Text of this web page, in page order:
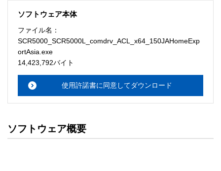
ソフトウェアのサポート
・本サーバでは、ユーザーサポートは行いません。搭載ソ
フトウェアについてのお問い合わせは、最寄りのインフォ
メーションセンターまでお願い
ルをお読み下さい。
ソフトウェアの保証範囲
いて行っていただきます。
・ソフトウェアは、予告せず改良、変更することがありま
ソフトウェア本体
ファイル名：
SCR5000_SCR5000L_comdrv_ACL_x64_150JAHomeExp
ortAsia.exe
14,423,792バイト
使用許諾書に同意してダウンロード
ソフトウェア概要